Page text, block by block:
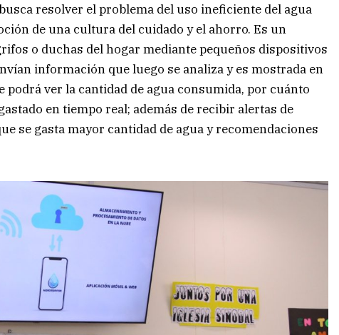
resolver el problema del uso ineficiente del agua
de una cultura del cuidado y el ahorro. Es un
o duchas del hogar mediante pequeños dispositivos
información que luego se analiza y es mostrada en
podrá ver la cantidad de agua consumida, por cuánto
en tiempo real; además de recibir alertas de
se gasta mayor cantidad de agua y recomendaciones